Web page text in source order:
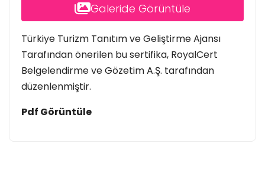
Galeride Görüntüle
Türkiye Turizm Tanıtım ve Geliştirme Ajansı
Tarafından önerilen bu sertifika, RoyalCert
Belgelendirme ve Gözetim A.Ş. tarafından
düzenlenmiştir.
Pdf Görüntüle